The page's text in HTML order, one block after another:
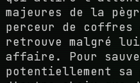
majeures de la
perceur de
retrouve malgré
affaire. Pour
potentiellement